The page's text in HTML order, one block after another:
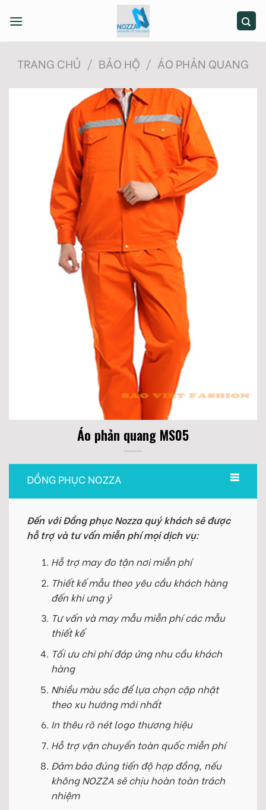
TRANG CHỦ / BẢO HỘ / ÁO PHẢN QUANG
Áo phản quang MS05
ĐỒNG PHỤC NOZZA
Đến với Đồng phục Nozza quý khách sẽ được
hỗ trợ và tư vấn miễn phí mọi dịch vụ:
Hỗ trợ may đo tận nơi miễn phí
Thiết kế mẫu theo yêu cầu khách hàng
đến khi ưng ý
Tư vấn và may mẫu miễn phí các mẫu
thiết kế
Tối ưu chi phí đáp ứng nhu cầu khách
hàng
Nhiều màu sắc để lựa chọn cập nhật
theo xu hướng mới nhất
In thêu rõ nét logo thương hiệu
Hỗ trợ vận chuyển toàn quốc miễn phí
Đảm bảo đúng tiến độ hợp đồng, nếu
không NOZZA sẽ chịu hoàn toàn trách
nhiệm